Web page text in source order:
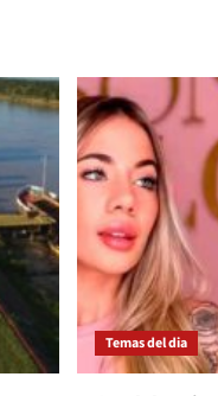
Temas del dia